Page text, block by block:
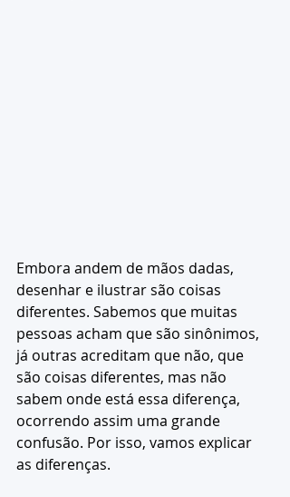
Embora andem de mãos dadas,
desenhar e ilustrar são coisas
diferentes. Sabemos que muitas
pessoas acham que são sinônimos,
já outras acreditam que não, que
são coisas diferentes, mas não
sabem onde está essa diferença,
ocorrendo assim uma grande
confusão. Por isso, vamos explicar
as diferenças.